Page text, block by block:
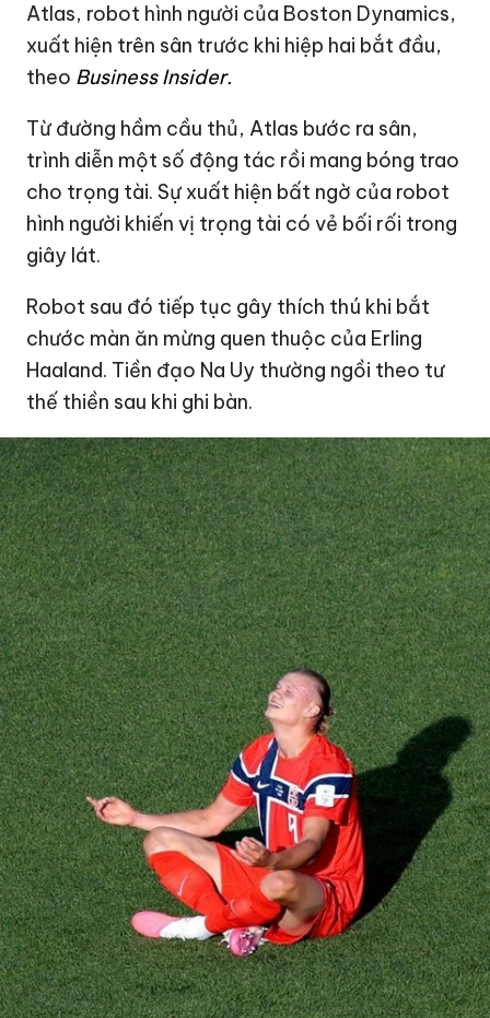
Atlas, robot hình người của Boston Dynamics,
xuất hiện trên sân trước khi hiệp hai bắt đầu,
theo Business Insider.
Từ đường hầm cầu thủ, Atlas bước ra sân,
trình diễn một số động tác rồi mang bóng trao
cho trọng tài. Sự xuất hiện bất ngờ của robot
hình người khiến vị trọng tài có vẻ bối rối trong
giây lát.
Robot sau đó tiếp tục gây thích thú khi bắt
chước màn ăn mừng quen thuộc của Erling
Haaland. Tiền đạo Na Uy thường ngồi theo tư
thế thiền sau khi ghi bàn.